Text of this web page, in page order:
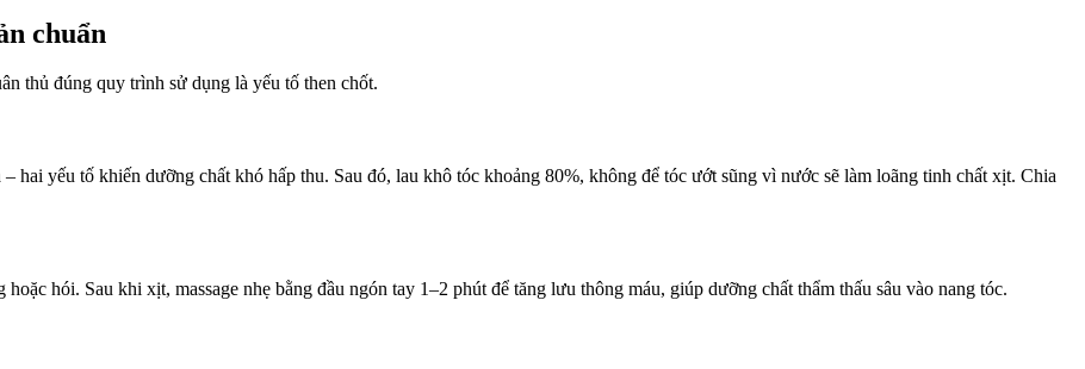
chuẩn
thủ đúng quy trình sử dụng là yếu tố then chốt.
hai yếu tố khiến dưỡng chất khó hấp thu. Sau đó, lau khô tóc khoảng 80%, không để tóc ướt sũng vì nước sẽ làm loãng tinh chất xịt. Chia
hói. Sau khi xịt, massage nhẹ bằng đầu ngón tay 1–2 phút để tăng lưu thông máu, giúp dưỡng chất thẩm thấu sâu vào nang tóc.